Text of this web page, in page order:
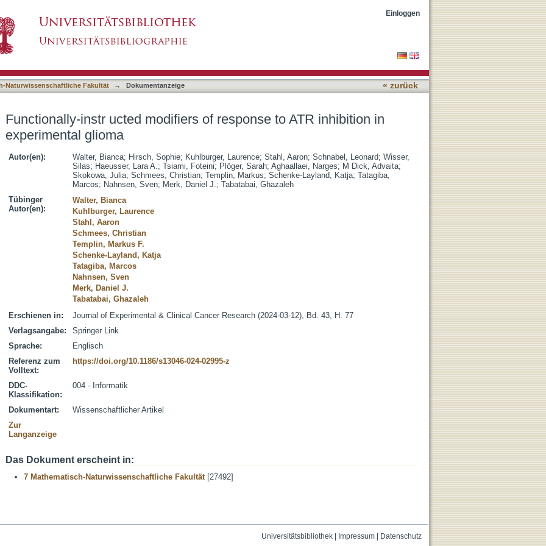
Einloggen
Naturwissenschaftliche Fakultät → Dokumentanzeige « zurück
Functionally-instr ucted modifiers of response to ATR inhibition in
experimental glioma
Autor(en): Walter, Bianca; Hirsch, Sophie; Kuhlburger, Laurence; Stahl, Aaron; Schnabel, Leonard; Wisser,
Silas; Haeusser, Lara A.; Tsiami, Foteini; Plöger, Sarah; Aghaallaei, Narges; M Dick, Advaita;
Skokowa, Julia; Schmees, Christian; Templin, Markus; Schenke-Layland, Katja; Tatagiba,
Marcos; Nahnsen, Sven; Merk, Daniel J.; Tabatabai, Ghazaleh
Tübinger
Autor(en):
Walter, Bianca
Kuhlburger, Laurence
Stahl, Aaron
Schmees, Christian
Templin, Markus F.
Schenke-Layland, Katja
Tatagiba, Marcos
Nahnsen, Sven
Merk, Daniel J.
Tabatabai, Ghazaleh
Erschienen in:
Journal of Experimental & Clinical Cancer Research (2024-03-12), Bd. 43, H. 77
Verlagsangabe:
Springer Link
Sprache:
Englisch
Referenz zum
Volltext:
https://doi.org/10.1186/s13046-024-02995-z
DDC-
Klassifikation:
004 - Informatik
Dokumentart:
Wissenschaftlicher Artikel
Zur
Langanzeige
Das Dokument erscheint in:
7 Mathematisch-Naturwissenschaftliche Fakultät[27492]
Universitätsbibliothek| Impressum| Datenschutz